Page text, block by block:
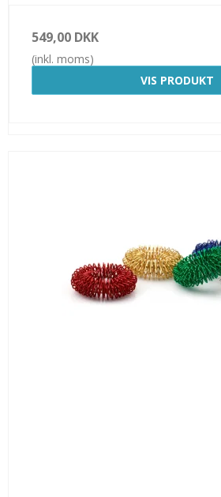
549,00 DKK
(inkl. moms)
VIS PRODUKT